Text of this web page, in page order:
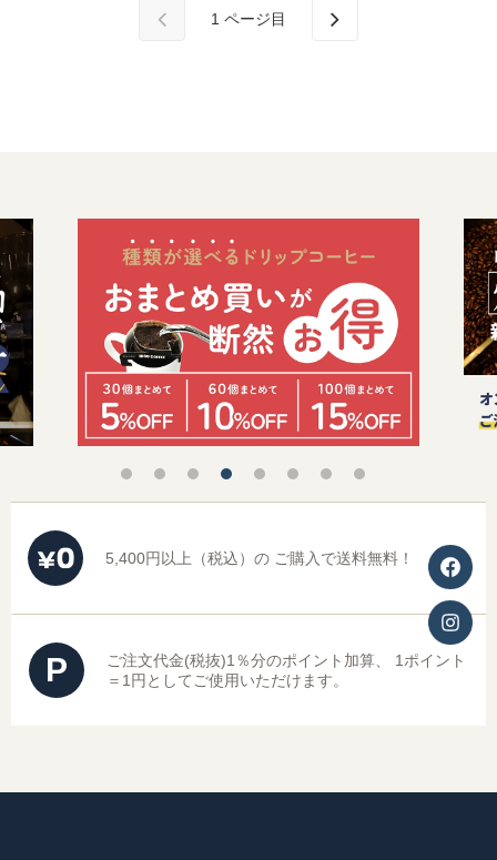
1 ページ目
5,400円以上（税込）の ご購入で送料無料！
P ご注文代金(税抜)1％分のポイント加算、
1ポイント
＝1円としてご使用いただけます。